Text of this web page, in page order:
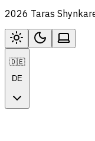
2026 Taras
🇩🇪
DE